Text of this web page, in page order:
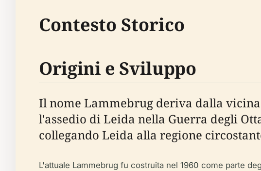
Contesto Storico
Origini e Sviluppo
Il nome Lammebrug deriva dalla
l'assedio di Leida nella Guerra degli
collegando Leida alla regione
L'attuale Lammebrug fu costruita nel 1960 come parte